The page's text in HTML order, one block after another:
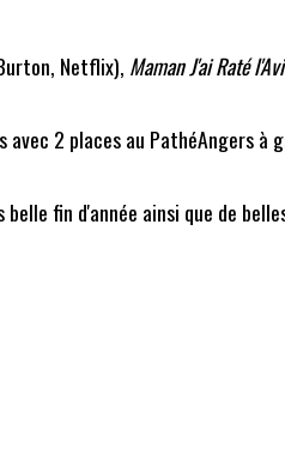
Netflix), Maman J'ai Raté
2 places au PathéAngers à
fin d'année ainsi que de